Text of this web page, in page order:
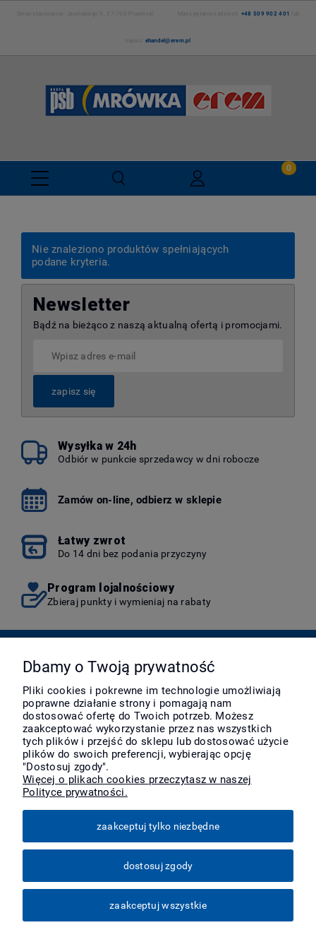
Sklep stacjonarny: Jasińskiego 9, 37-700 Przemyśl Masz pytania zadzwoń: +48 509 902 401
ehandel@erem.pl
Nie znaleziono produktów spełniających
podane kryteria.
Newsletter
Bądź na bieżąco z naszą aktualną ofertą i promocjami.
zapisz się
Wysyłka w 24h
Odbiór w punkcie sprzedawcy w dni robocze
Zamów on-line, odbierz w sklepie
Łatwy zwrot
Do 14 dni bez podania przyczyny
Program lojalnościowy
Zbieraj punkty i wymieniaj na rabaty
Pomoc
Moje konto
Płatności i dostawa
O nas
Więcej
Dbamy o Twoją prywatność
Pliki cookies i pokrewne im technologie umożliwiają
poprawne działanie strony i pomagają nam
dostosować ofertę do Twoich potrzeb. Możesz
zaakceptować wykorzystanie przez nas wszystkich
tych plików i przejść do sklepu lub dostosować użycie
plików do swoich preferencji, wybierając opcję
"Dostosuj zgody".
Więcej o plikach cookies przeczytasz w naszej
Polityce prywatności.
zaakceptuj tylko niezbędne
dostosuj zgody
zaakceptuj wszystkie